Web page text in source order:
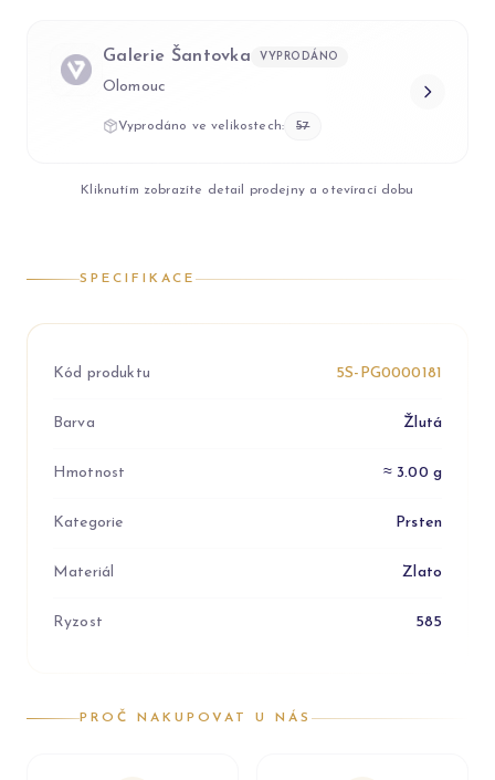
Galerie Šantovka VYPRODÁNO
Olomouc
Vyprodáno ve velikostech: 57
Kliknutím zobrazíte detail prodejny a otevírací dobu
SPECIFIKACE
Kód produktu 5S-PG0000181
Barva Žlutá
Hmotnost ≈ 3.00 g
Kategorie Prsten
Materiál Zlato
Ryzost 585
PROČ NAKUPOVAT U NÁS